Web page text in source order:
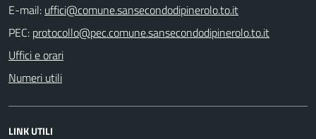
E-mail:
PEC:
Uffici e orari
Numeri utili
LINK UTILI